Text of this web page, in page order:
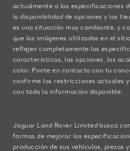
actualmente a las especificaciones
la disponibilidad de opciones y los
es una situación muy cambiante, y
que las imágenes utilizadas en el
reflejen completamente las
características, las opciones, los
color. Ponte en contacto con tu
confirme las restricciones actuales
con toda la información disponible.
Jaguar Land Rover Limited busca
formas de mejorar las
producción de sus vehículos, piezas